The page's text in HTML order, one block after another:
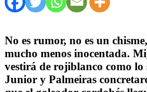
No es rumor, no es un
mucho menos inocentada.
vestirá de rojiblanco como lo
Junior y Palmeiras